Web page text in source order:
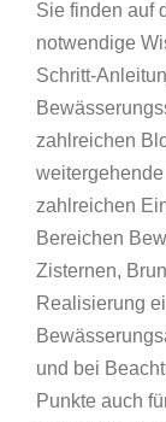
Sie finden auf
notwendige
Schritt-
zahlreichen
zahlreichen
Bereichen
Zisternen,
Realisierung
und bei
Punkte auch